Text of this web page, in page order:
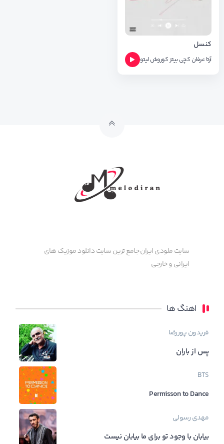
کنسل
آرتا عرفان کچی بیتز کوروشلیتو
سایت ملودی ایران جامع ترین سایت دانلود موزیک های
ایرانی و خارجی
اهنگ ها
فریدون پوررضا
پس از باران
BTS
Permisson to Dance
مهدی رسولی
بیابان با وجود تو برای ما بیابان نیست